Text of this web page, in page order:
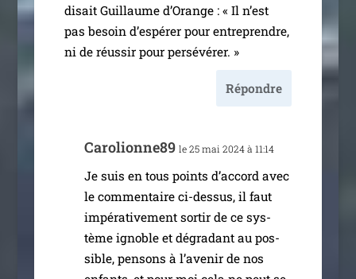
disait Guillaume d’Orange : « Il n’est
pas besoin d’es­pé­rer pour entre­prendre,
ni de réus­sir pour persévérer. »
Répondre
Carolionne89 le 25 mai 2024 à 11:14
Je suis en tous points d’ac­cord avec
le com­men­taire ci-des­­sus, il faut
impé­ra­ti­ve­ment sor­tir de ce sys­
tème ignoble et dégra­dant au pos­
sible, pen­sons à l’a­ve­nir de nos